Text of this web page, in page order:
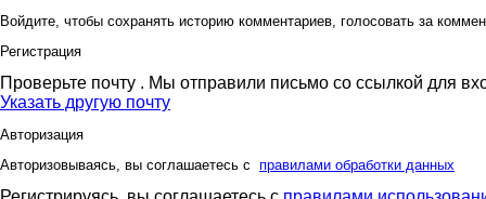
Войдите, чтобы сохранять историю комментариев, голосовать за
Регистрация
Проверьте почту . Мы отправили письмо со ссылкой для
Указать другую почту
Авторизация
Авторизовываясь, вы соглашаетесь с правилами обработки данных